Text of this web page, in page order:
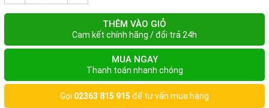
THÊM VÀO GIỎ
Cam kết chính hãng / đổi trả 24h
MUA NGAY
Thanh toán nhanh chóng
Gọi 02363 815 915 để tư vấn mua hàng